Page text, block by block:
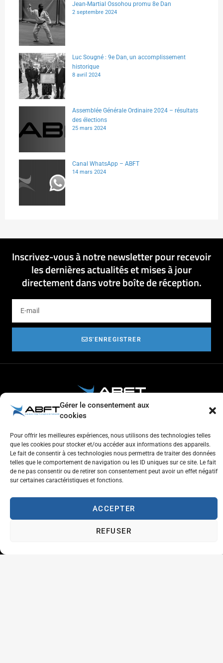
Gérer le consentement aux
cookies
Pour offrir les meilleures expériences, nous utilisons des technologies telles
que les cookies pour stocker et/ou accéder aux informations des appareils.
Le fait de consentir à ces technologies nous permettra de traiter des données
telles que le comportement de navigation ou les ID uniques sur ce site. Le fait
de ne pas consentir ou de retirer son consentement peut avoir un effet négatif
sur certaines caractéristiques et fonctions.
ACCEPTER
REFUSER
Jean-Martial Ossohou promu 8e Dan
2 septembre 2024
Luc Sougné : 9e Dan, un accomplissement
historique
8 avril 2024
Assemblée Générale Ordinaire 2024 – résultats
des élections
25 mars 2024
Canal WhatsApp – ABFT
14 mars 2024
Inscrivez-vous à notre newsletter pour recevoir
les dernières actualités et mises à jour
directement dans votre boîte de réception.
S'ENREGISTRER
Respect de l'autre et estime de soi
Courtoisie et coopération
Aventure
Plaisir
Travailler à l'ABFT
Initiateur en Taekwondo
Contact